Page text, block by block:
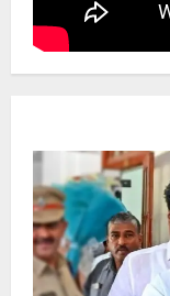
Newsbeat ಜಿಲ್ಲೆ
ಡಿಕೆಶಿ ಜತೆ 14
ಸಂಭಾವ್ಯ ಸಚಿವರ
Ashwaveega